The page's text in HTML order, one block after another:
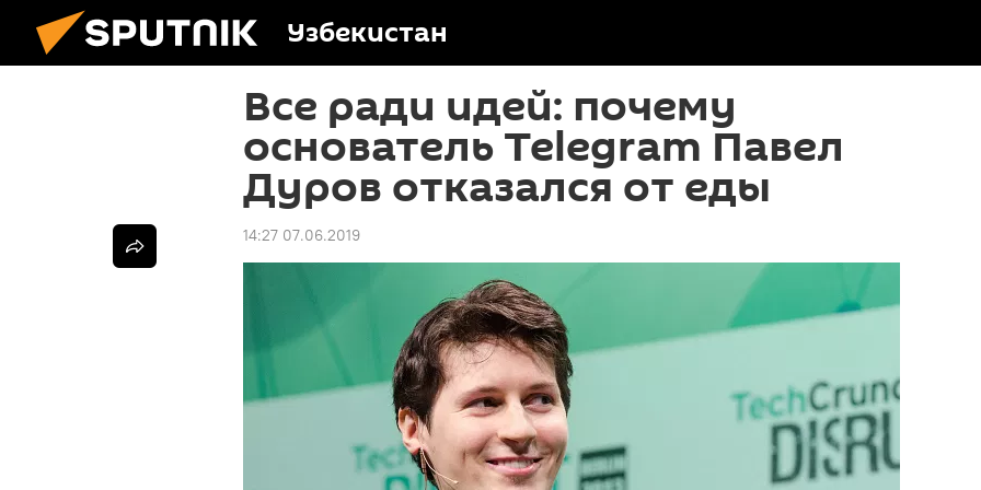
Узбекистан
Все ради идей: почему
основатель Telegram Павел
Дуров отказался от еды
14:27 07.06.2019